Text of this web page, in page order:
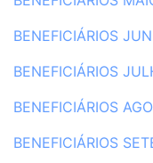
BENEFICIÁRIOS
BENEFICIÁRIOS
BENEFICIÁRIOS
BENEFICIÁRIOS